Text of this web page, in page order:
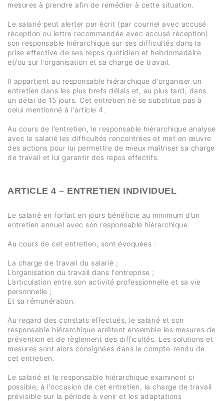
mesures à prendre afin de remédier à cette situation.
Le salarié peut alerter par écrit (par courriel avec accusé
réception ou lettre recommandée avec accusé réception)
son responsable hiérarchique sur ses difficultés dans la
prise effective de ses repos quotidien et hebdomadaire
et/ou sur l'organisation et sa charge de travail.
Il appartient au responsable hiérarchique d'organiser un
entretien dans les plus brefs délais et, au plus tard, dans
un délai de 15 jours. Cet entretien ne se substitue pas à
celui mentionné à l'article 4.
Au cours de l'entretien, le responsable hiérarchique analyse
avec le salarié les difficultés rencontrées et met en œuvre
des actions pour lui permettre de mieux maîtriser sa charge
de travail et lui garantir des repos effectifs.
ARTICLE 4 – ENTRETIEN INDIVIDUEL
Le salarié en forfait en jours bénéficie au minimum d’un
entretien annuel avec son responsable hiérarchique.
Au cours de cet entretien, sont évoquées :
La charge de travail du salarié ;
L’organisation du travail dans l'entreprise ;
L’articulation entre son activité professionnelle et sa vie
personnelle ;
Et sa rémunération.
Au regard des constats effectués, le salarié et son
responsable hiérarchique arrêtent ensemble les mesures de
prévention et de règlement des difficultés. Les solutions et
mesures sont alors consignées dans le compte-rendu de
cet entretien.
Le salarié et le responsable hiérarchique examinent si
possible, à l'occasion de cet entretien, la charge de travail
prévisible sur la période à venir et les adaptations